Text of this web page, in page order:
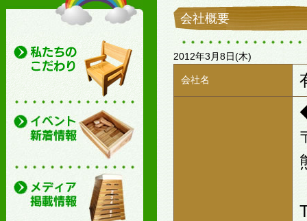
会社概要
2012年3月8日(木)
会社名